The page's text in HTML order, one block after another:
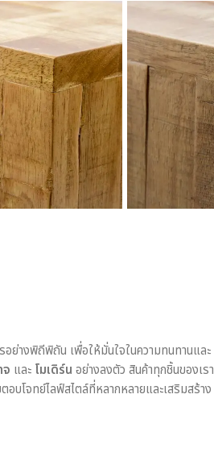
อย่างพิถีพิถัน เพื่อให้มั่นใจในความทนทานและ
จ และ โมเดิร์น อย่างลงตัว สินค้าทุกชิ้นของเรา
บโจทย์ไลฟ์สไตล์ที่หลากหลายและเสริมสร้าง